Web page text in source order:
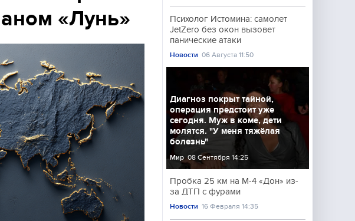
«Лунь»
Психолог Истомина: самолет
JetZero без окон вызовет
панические атаки
Новости 06 Августа 11:50
Диагноз покрыт тайной,
операция предстоит уже
сегодня. Муж в коме, дети
молятся. "У меня тяжёлая
болезнь"
Мир 08 Сентября 14:25
Пробка 25 км на М-4 «Дон» из-
за ДТП с фурами
Новости 16 Февраля 14:35